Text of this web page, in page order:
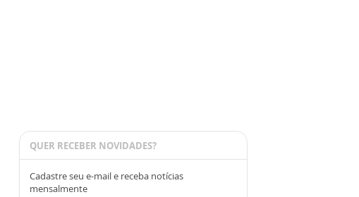
QUER RECEBER NOVIDADES?
Cadastre seu e-mail e receba notícias
mensalmente